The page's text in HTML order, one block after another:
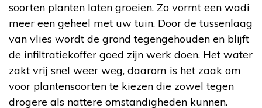
soorten planten laten groeien. Zo vormt een wadi
meer een geheel met uw tuin. Door de tussenlaag
van vlies wordt de grond tegengehouden en blijft
de infiltratiekoffer goed zijn werk doen. Het water
zakt vrij snel weer weg, daarom is het zaak om
voor plantensoorten te kiezen die zowel tegen
drogere als nattere omstandigheden kunnen.